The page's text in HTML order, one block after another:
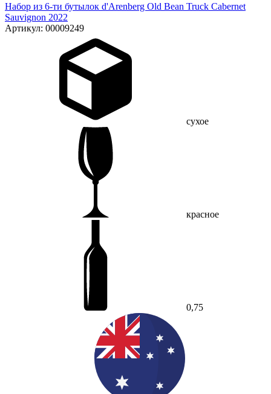
Набор из 6-ти бутылок d'Arenberg Old Bean Truck Cabernet
Sauvignon 2022
Артикул: 00009249
сухое
красное
0,75